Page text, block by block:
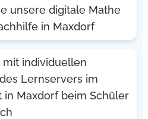
unsere digitale Mathe
in Maxdorf
mit individuellen
Lernservers im
in Maxdorf beim Schüler